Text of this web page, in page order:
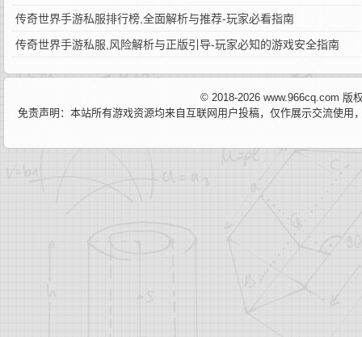
传奇世界手游私服排行榜,全面解析与推荐-玩家必看指南
传奇世界手游私服,风险解析与正版引导-玩家必知的游戏安全指南
© 2018-2026 www.966cq.com 版
免责声明：本站所有游戏资源均来自互联网用户投稿，仅作展示交流使